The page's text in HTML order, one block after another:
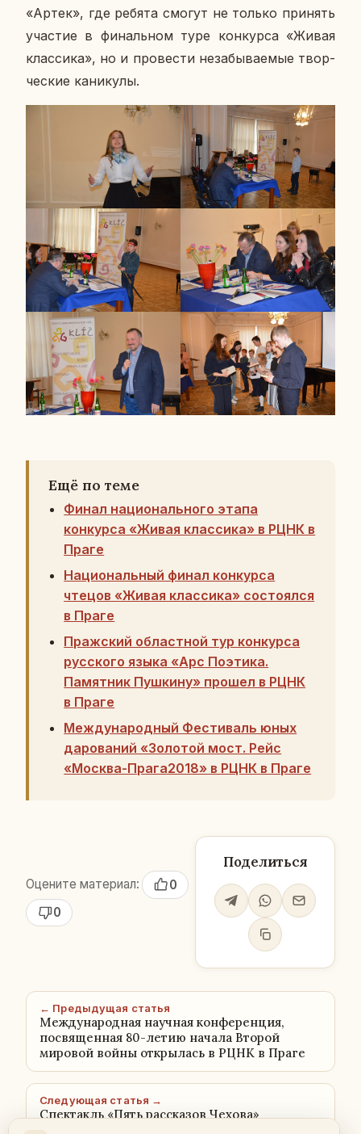
«Артек», где ребята смогут не только при­нять
уча­стие в фи­наль­ном туре кон­кур­са «Живая
клас­си­ка», но и про­ве­сти неза­бы­ва­е­мые твор­
че­ские ка­ни­ку­лы.
Ещё по теме
Финал национального этапа
конкурса «Живая классика» в РЦНК в
Праге
Национальный финал конкурса
чтецов «Живая классика» состоялся
в Праге
Пражский областной тур конкурса
русского языка «Арс Поэтика.
Памятник Пушкину» прошел в РЦНК
в Праге
Международный Фестиваль юных
дарований «Золотой мост. Рейс
«Москва-Прага2018» в РЦНК в Праге
Оцените материал:
0
0
Поделиться
← Предыдущая статья
Международная научная конференция,
посвященная 80-летию начала Второй
мировой войны открылась в РЦНК в Праге
Следующая статья →
Спектакль «Пять рассказов Чехова»